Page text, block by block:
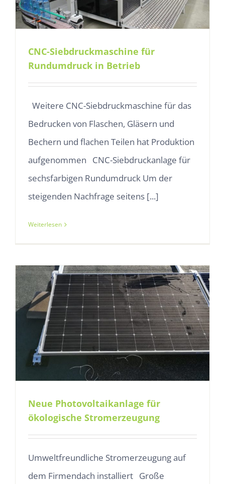
CNC-Siebdruckmaschine für
Rundumdruck in Betrieb
Weitere CNC-Siebdruckmaschine für das
Bedrucken von Flaschen, Gläsern und
Bechern und flachen Teilen hat Produktion
aufgenommen CNC-Siebdruckanlage für
sechsfarbigen Rundumdruck Um der
steigenden Nachfrage seitens [...]
Weiterlesen
Neue Photovoltaikanlage für
ökologische Stromerzeugung
Umweltfreundliche Stromerzeugung auf
dem Firmendach installiert Große